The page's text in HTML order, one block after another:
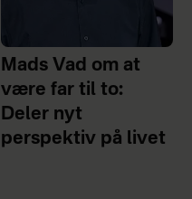
Mads Vad om at
være far til to:
Deler nyt
perspektiv på livet